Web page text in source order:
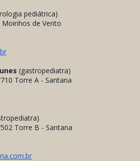
pediátrica)
de Vento
(gastropediatra)
Torre A - Santana
Torre B - Santana